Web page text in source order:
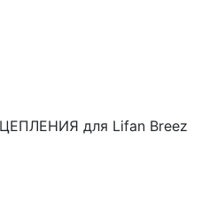
для Lifan Breez